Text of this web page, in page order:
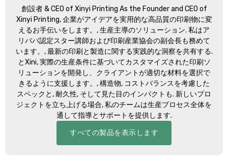
創設者 &CEO of Xinyi Printing As the Founder and CEO of
Xinyi Printing, 企業がアイデアを実用的な高品質の印刷物に変
えるお手伝いをします。, 生産主導のソリューション. 私はア
リババ認定スター講師および印刷産業協会の副会長も務めて
います。, 最新の印刷と製造に関する実践的な洞察を共有する.
とXini, 実際の生産条件に基づいてカスタマイズされた印刷ソ
リューションを開発し、クライアントが適切な材料を選択で
きるように支援します。, 構造物, コストバランスを考慮した
スペックと, 耐久性, そして見た目のインパクトも. 新しいプロ
ジェクトを立ち上げる場合, 私のチームは生産プロセス全体を
通して指導とサポートを提供します.
すべての製品を表示します